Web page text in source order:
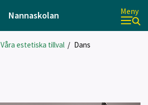
Nannaskolan Meny
Våra estetiska tillval / Dans